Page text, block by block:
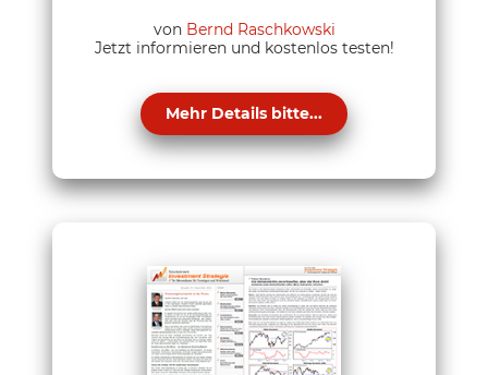
von Bernd Raschkowski
Jetzt informieren und kostenlos testen!
Mehr Details bitte...